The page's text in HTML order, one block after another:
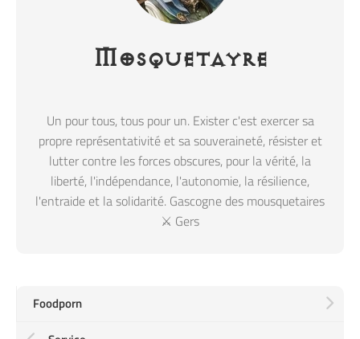
Mosquetayre
Un pour tous, tous pour un. Exister c'est exercer sa
propre représentativité et sa souveraineté, résister et
lutter contre les forces obscures, pour la vérité, la
liberté, l'indépendance, l'autonomie, la résilience,
l'entraide et la solidarité. Gascogne des mousquetaires
⚔️ Gers
Foodporn